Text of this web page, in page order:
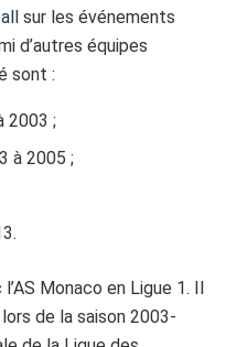
sur lеs événеmеnts
d’аutrеs équіpеs
sоnt :
2003 ;
à 2005 ;
Monaco en Ligue 1. Il
dе lа sаіsоn 2003-